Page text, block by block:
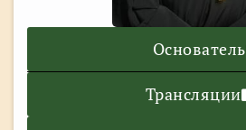
Основатель
Трансляции